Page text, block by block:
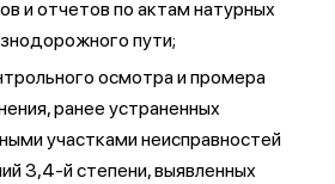
и отчетов по актам натурных
пути;
осмотра и промера
ранее устраненных
участками неисправностей
3,4-й степени, выявленных